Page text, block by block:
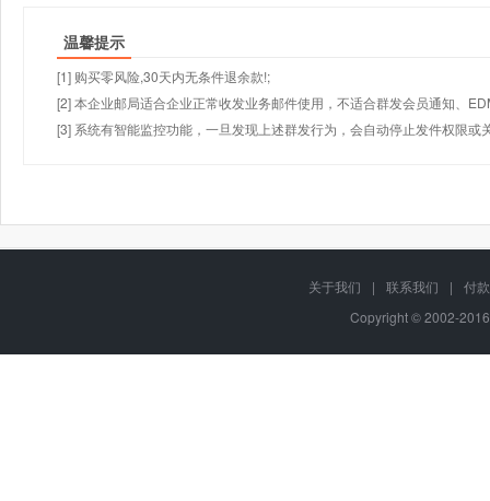
温馨提示
[1] 购买零风险,30天内无条件退余款!;
[2] 本企业邮局适合企业正常收发业务邮件使用，不适合群发会员通知、
[3] 系统有智能监控功能，一旦发现上述群发行为，会自动停止发件权限或
关于我们 | 联系我们 |
付
Copyright © 2002-